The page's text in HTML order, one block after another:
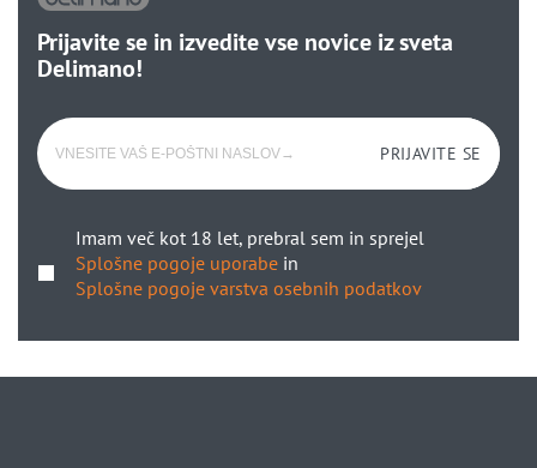
Prijavite se in izvedite vse novice iz sveta
Delimano!
PRIJAVITE SE
Imam več kot 18 let, prebral sem in sprejel
Splošne pogoje uporabe in
Splošne pogoje varstva osebnih podatkov